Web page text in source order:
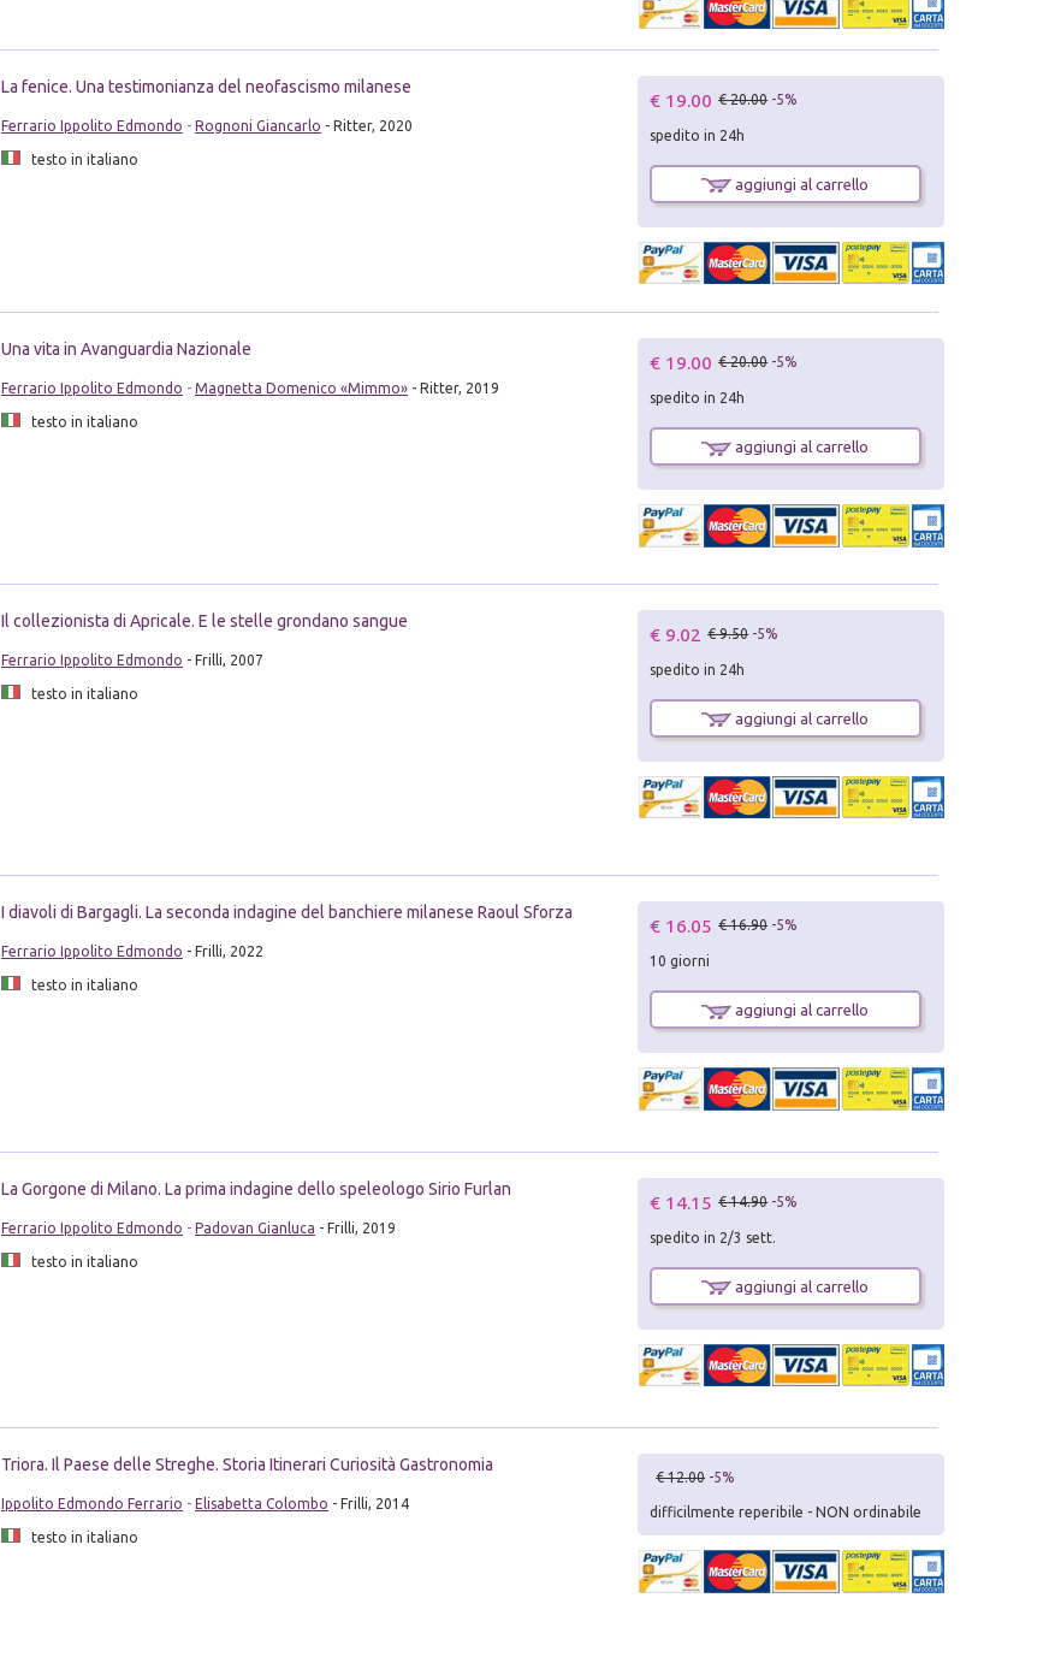
La fenice. Una testimonianza del neofascismo milanese
Ferrario Ippolito Edmondo - Rognoni Giancarlo - Ritter, 2020
testo in italiano
€ 19.00 € 20.00 -5%
spedito in 24h
aggiungi al carrello
Una vita in Avanguardia Nazionale
Ferrario Ippolito Edmondo - Magnetta Domenico «Mimmo»- Ritter, 2019
testo in italiano
€ 19.00 € 20.00 -5%
spedito in 24h
aggiungi al carrello
Il collezionista di Apricale. E le stelle grondano sangue
Ferrario Ippolito Edmondo - Frilli, 2007
testo in italiano
€ 9.02 € 9.50 -5%
spedito in 24h
aggiungi al carrello
I diavoli di Bargagli. La seconda indagine del banchiere milanese Raoul Sforza
Ferrario Ippolito Edmondo - Frilli, 2022
testo in italiano
€ 16.05 € 16.90 -5%
10 giorni
aggiungi al carrello
La Gorgone di Milano. La prima indagine dello speleologo Sirio Furlan
Ferrario Ippolito Edmondo - Padovan Gianluca - Frilli, 2019
testo in italiano
€ 14.15 € 14.90 -5%
spedito in 2/3 sett.
aggiungi al carrello
Triora. Il Paese delle Streghe. Storia Itinerari Curiosità Gastronomia
Ippolito Edmondo Ferrario - Elisabetta Colombo - Frilli, 2014
testo in italiano
€ 12.00 -5%
difficilmente reperibile - NON ordinabile